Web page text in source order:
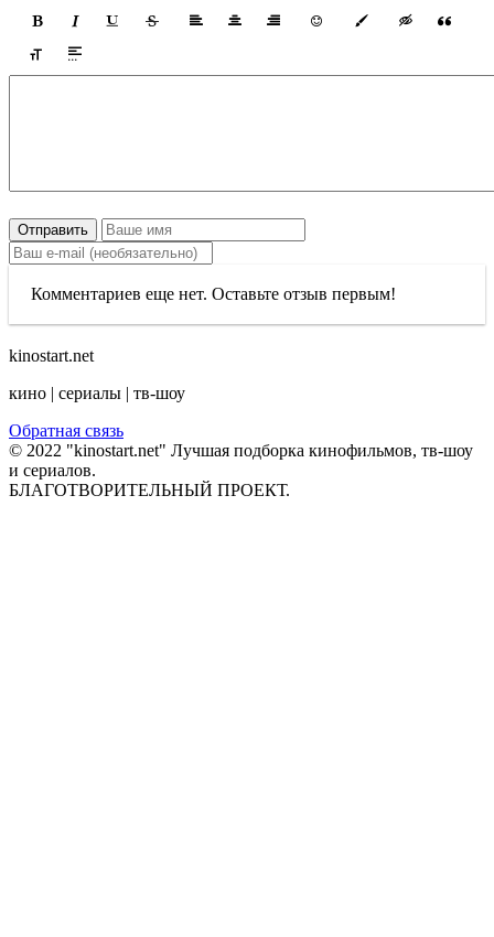
Отправить
Комментариев еще нет. Оставьте отзыв первым!
kinostart.net
кино | сериалы | тв-шоу
Обратная связь
© 2022 "kinostart.net" Лучшая подборка кинофильмов, тв-шоу
и сериалов.
БЛАГОТВОРИТЕЛЬНЫЙ ПРОЕКТ.